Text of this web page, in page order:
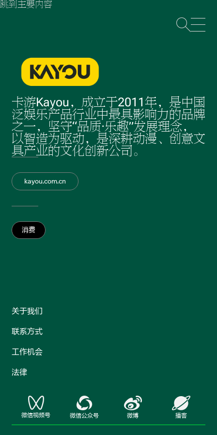
跳到主要内容
打
卡游Kayou，成立于2011年，是中国
泛娱乐产品行业中最具影响力的品牌
之一，坚守“品质·乐趣”发展理念，
以智造为驱动，是深耕动漫、创意文
具产业的文化创新公司。
kayou.com.cn
消费
关于我们
联系方式
工作机会
法律
微信视频号 微信公众号 微博 播客